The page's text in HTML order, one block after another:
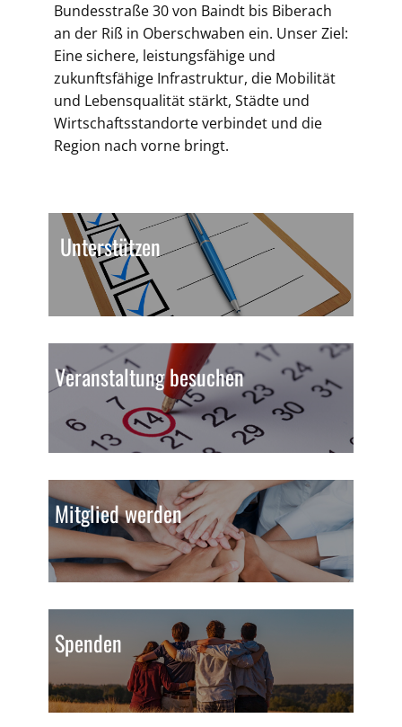
Bundesstraße 30 von Baindt bis Biberach
an der Riß in Oberschwaben ein. Unser Ziel:
Eine sichere, leistungsfähige und
zukunftsfähige Infrastruktur, die Mobilität
und Lebensqualität stärkt, Städte und
Wirtschaftsstandorte verbindet und die
Region nach vorne bringt.
Unterstützen
Veranstaltung besuchen
Mitglied werden
Spenden